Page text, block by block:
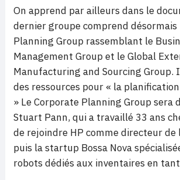
On apprend par ailleurs dans le
dernier groupe comprend
Planning Group rassemblant le
Management Group et le Global
Manufacturing and Sourcing Group.
des ressources pour « la
» Le Corporate Planning Group sera
Stuart Pann, qui a travaillé 33 ans
de rejoindre HP comme directeur de
puis la startup Bossa Nova
robots dédiés aux inventaires en tant